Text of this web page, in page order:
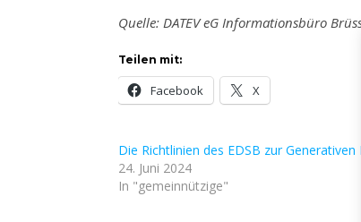
Quelle: DATEV eG Informationsbüro
Teilen mit:
Facebook X
Die Richtlinien des EDSB zur Generativen
24. Juni 2024
In "gemeinnützige"